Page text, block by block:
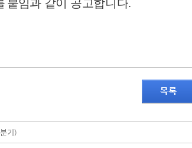
붙임과 같이 공고합니다.
기)